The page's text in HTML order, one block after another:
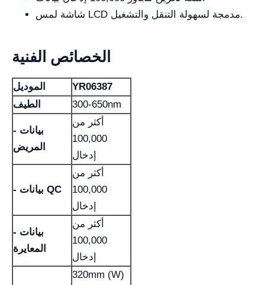
شاشة لمس LCD مدمجة لسهولة التنقل والتشغيل.
الخصائص الفنية
الموديل
YR06387
الطيف
300-650nm
- بيانات
المريض
أكثر من
100,000
إدخال
- بيانات QC
أكثر من
100,000
إدخال
- بيانات
المعايرة
أكثر من
100,000
إدخال
320mm (W)